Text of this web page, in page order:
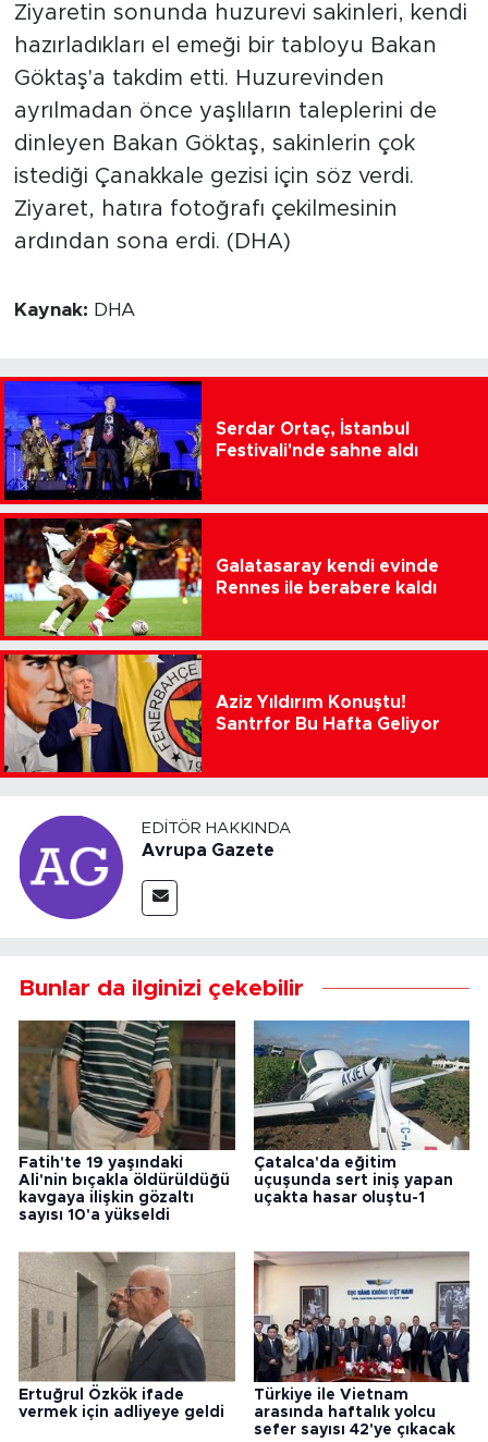
Ziyaretin sonunda huzurevi sakinleri, kendi
hazırladıkları el emeği bir tabloyu Bakan
Göktaş'a takdim etti. Huzurevinden
ayrılmadan önce yaşlıların taleplerini de
dinleyen Bakan Göktaş, sakinlerin çok
istediği Çanakkale gezisi için söz verdi.
Ziyaret, hatıra fotoğrafı çekilmesinin
ardından sona erdi. (DHA)
Kaynak: DHA
Serdar Ortaç, İstanbul
Festivali'nde sahne aldı
Galatasaray kendi evinde
Rennes ile berabere kaldı
Aziz Yıldırım Konuştu!
Santrfor Bu Hafta Geliyor
EDITÖR HAKKINDA
Avrupa Gazete
Bunlar da ilginizi çekebilir
Fatih'te 19 yaşındaki
Ali'nin bıçakla öldürüldüğü
kavgaya ilişkin gözaltı
sayısı 10'a yükseldi
Çatalca'da eğitim
uçuşunda sert iniş yapan
uçakta hasar oluştu-1
Ertuğrul Özkök ifade
vermek için adliyeye geldi
Türkiye ile Vietnam
arasında haftalık yolcu
sefer sayısı 42'ye çıkacak